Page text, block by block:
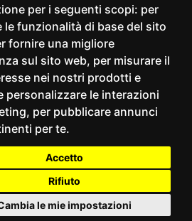
per i seguenti scopi: per
le funzionalità di base del sito
fornire una migliore
sul sito web, per misurare il
nei nostri prodotti e
personalizzare le interazioni
, per pubblicare annunci
per te.
Accetto
Rifiuto
le mie impostazioni